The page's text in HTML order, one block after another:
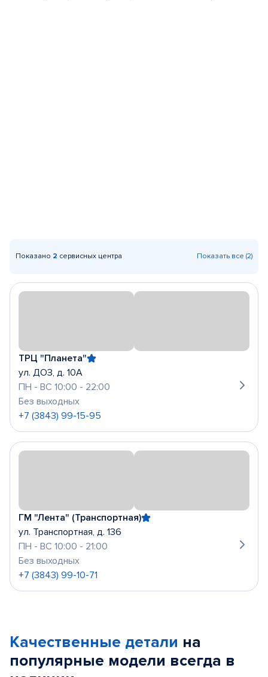
Показано 2 сервисных центра Показать все (2)
ТРЦ "Планета"
ул. ДОЗ, д. 10А
ПН - ВС 10:00 - 22:00
Без выходных
+7 (3843) 99-15-95
ГМ "Лента" (Транспортная)
ул. Транспортная, д. 136
ПН - ВС 10:00 - 21:00
Без выходных
+7 (3843) 99-10-71
Качественные детали на
популярные модели всегда в